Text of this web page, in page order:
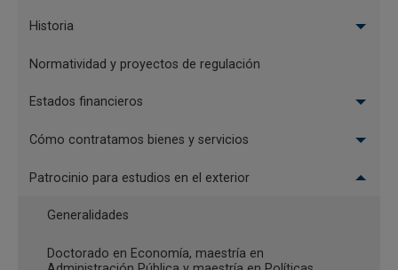
Ganadores(as) convocatoria 2024 - Programas de
Seleccionados(as) Doctorado en Economía,
maestría en Administración Pública y maestría
Seleccionado(a) Posgrado en Derecho
Económico
Seleccionado(a) Jóvenes Talento Música
Ganadores(as) convocatoria 2023 - Programas de
Historia
Normatividad y proyectos de regulación
Estados financieros
Cómo contratamos bienes y servicios
Patrocinio para estudios en el exterior
Generalidades
Doctorado en Economía, maestría en